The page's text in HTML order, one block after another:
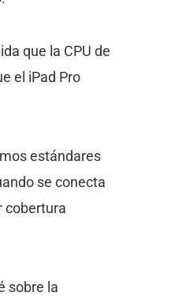
que la CPU de
el iPad Pro
estándares
se conecta
cobertura
sobre la